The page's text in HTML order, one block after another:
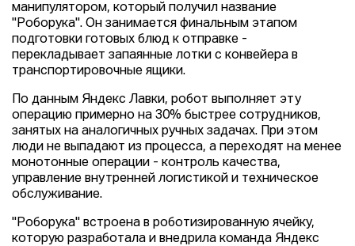
манипулятором, который получил название
"Роборука". Он занимается финальным этапом
подготовки готовых блюд к отправке -
перекладывает запаянные лотки с конвейера в
транспортировочные ящики.
По данным Яндекс Лавки, робот выполняет эту
операцию примерно на 30% быстрее сотрудников,
занятых на аналогичных ручных задачах. При этом
люди не выпадают из процесса, а переходят на менее
монотонные операции - контроль качества,
управление внутренней логистикой и техническое
обслуживание.
"Роборука" встроена в роботизированную ячейку,
которую разработала и внедрила команда Яндекс